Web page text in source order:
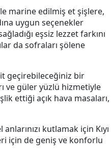
marine edilmiş et şişlere,
uygun seçenekler
eşsiz lezzet farkını
da sofraları şölene
geçirebileceğiniz bir
ve güler yüzlü hizmetiyle
ettiği açık hava masaları,
kutlamak için Kıyı
için de geniş ve konforlu